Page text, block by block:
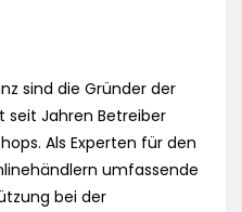
sind die Gründer der
seit Jahren Betreiber
Als Experten für den
umfassende
bei der